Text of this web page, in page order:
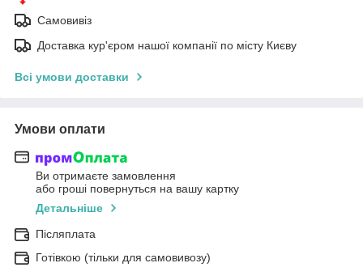
Самовивіз
Доставка кур'єром нашої компанії по місту Києву
Всі умови доставки
Умови оплати
Ви отримаєте замовлення
або гроші повернуться на вашу картку
Детальніше
Післяплата
Готівкою (тільки для самовивозу)